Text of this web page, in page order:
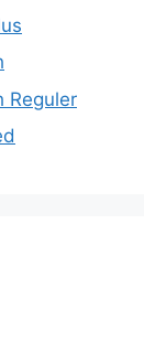
Reguler